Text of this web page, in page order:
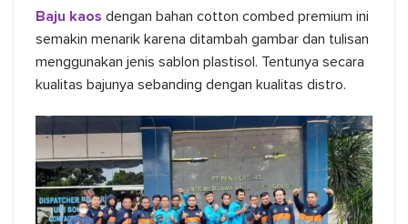
Baju kaos dengan bahan cotton combed premium ini
semakin menarik karena ditambah gambar dan tulisan
menggunakan jenis sablon plastisol. Tentunya secara
kualitas bajunya sebanding dengan kualitas distro.